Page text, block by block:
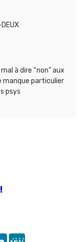
DEUX
à dire “non” aux
particulier
psys
LinkedIn